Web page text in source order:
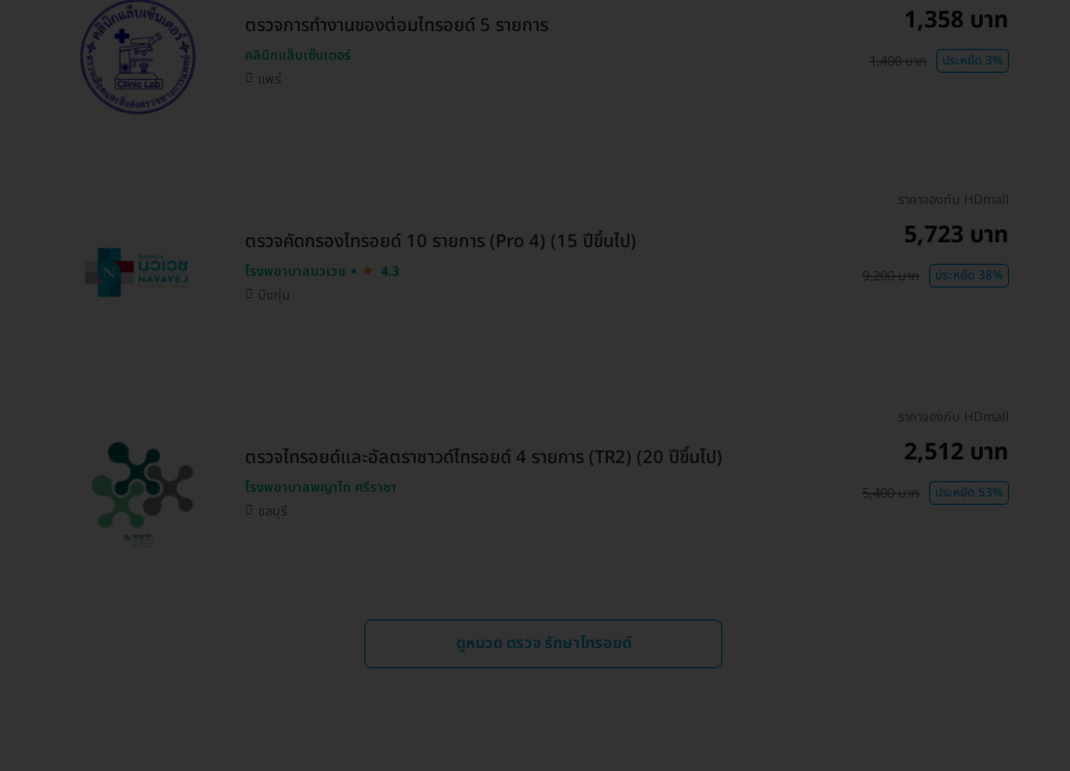
ตรวจการทำงานของต่อมไทรอยด์ 5 รายการ
คลินิกแล็บเซ็นเตอร์
แพร่
1,358 บาท
1,400 บาท ประหยัด 3%
ตรวจคัดกรองไทรอยด์ 10 รายการ (Pro 4) (15 ปีขึ้นไป)
โรงพยาบาลนวเวช
4.3
บึงกุ่ม
ราคาจองกับ HDmall
5,723 บาท
9,200 บาท ประหยัด 38%
ตรวจไทรอยด์และอัลตราซาวด์ไทรอยด์ 4 รายการ (TR2) (20 ปีขึ้นไป)
โรงพยาบาลพญาไท ศรีราชา
ชลบุรี
ราคาจองกับ HDmall
2,512 บาท
5,400 บาท ประหยัด 53%
ดูหมวด ตรวจ รักษาไทรอยด์